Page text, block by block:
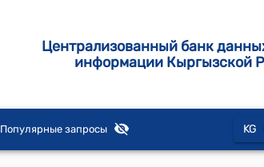
Централизованный банк
информации Кыргызской
Популярные запросы KG